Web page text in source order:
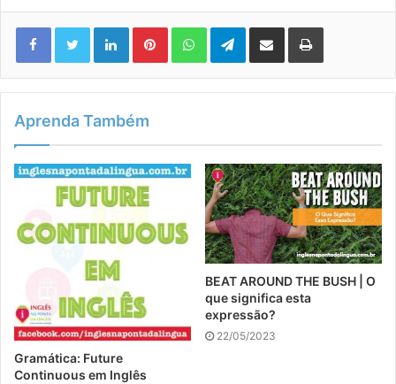
LinkedinPinterestWhatsAppTelegram
Compartilhar via e-mail Imprimir
Aprenda Também
Gramática: Future
Continuous em Inglês
BEAT AROUND THE BUSH | O
que significa esta
expressão?
22/05/2023